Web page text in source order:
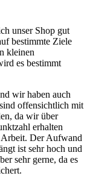
unser Shop gut
bestimmte Ziele
kleinen
es bestimmt
wir haben auch
offensichtlich mit
da wir über
erhalten
Arbeit. Der Aufwand
ist sehr hoch und
sehr gerne, da es